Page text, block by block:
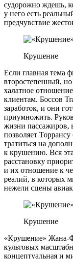
судорожно ждешь,
у него есть
предчувствие
Крушение
Если главная тема
второстепенный,
халатное
клиентам. Боссов
заработок, и они
приумножить.
жизни пассажиров,
позволяет
тратиться на
к крушению. Вся
расстановку
и их отношение к
реалий, в которых
нежели сцены
Крушение
«Крушение» Жана-
культовых
концептуальная и